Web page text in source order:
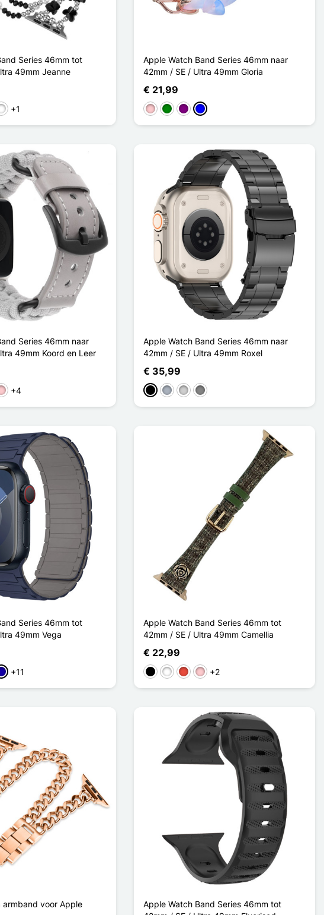
Series 46mm tot
49mm Jeanne
/ Argenté
/ Doré
+1
Apple Watch Band Series 46mm naar
42mm / SE / Ultra 49mm Gloria
€ 21,99
RozeGroenPurperBlauw
Series 46mm naar
49mm Koord en Leer
+4
Apple Watch Band Series 46mm naar
42mm / SE / Ultra 49mm Roxel
€ 35,99
ZwartGrijsZilverGris Titanium
Series 46mm tot
49mm Vega
+11
Apple Watch Band Series 46mm tot
42mm / SE / Ultra 49mm Camellia
€ 22,99
ZwartWit RoodRoze+2
armband voor Apple
Apple Watch Band Series 46mm tot